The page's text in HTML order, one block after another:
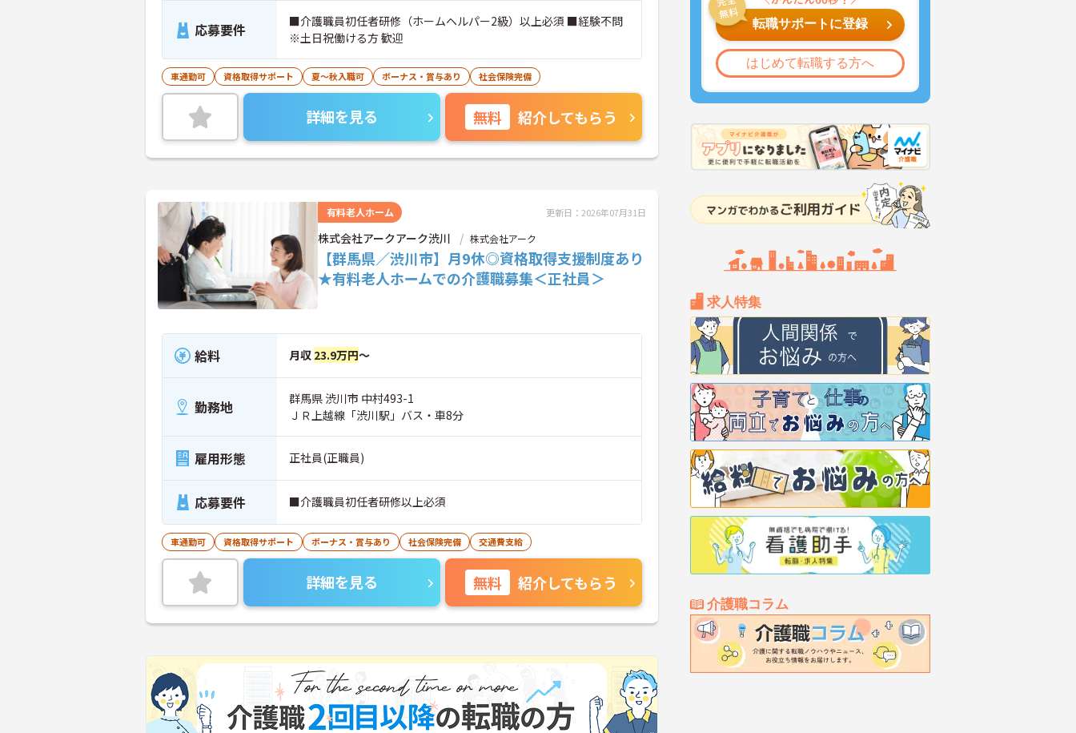
転職サポートに登録
はじめて転職する方へ
求人特集
介護職コラム
応募要件
■介護職員初任者研修（ホームヘルパー2級）以上必須 ■経験不問
※土日祝働ける方 歓迎
車通勤可 資格取得サポート 夏～秋入職可 ボーナス・賞与あり 社会保険完備
詳細を見る 無料 紹介してもらう
有料老人ホーム 更新日：2026年07月31日
株式会社アークアーク渋川 株式会社アーク
【群馬県／渋川市】月9休◎資格取得支援制度あり
★有料老人ホームでの介護職募集＜正社員＞
給料 月収 23.9万円～
勤務地
群馬県 渋川市 中村493-1
ＪＲ上越線「渋川駅」バス・車8分
雇用形態 正社員(正職員)
応募要件 ■介護職員初任者研修以上必須
車通勤可 資格取得サポート ボーナス・賞与あり 社会保険完備 交通費支給
詳細を見る 無料 紹介してもらう